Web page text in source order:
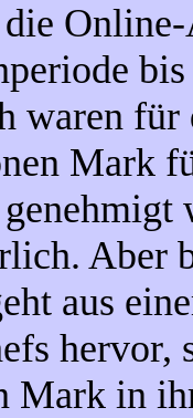
waren für
Mark
Aber
aus
hervor,
Mark in